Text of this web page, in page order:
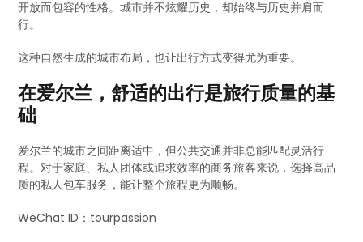
开放而包容的性格。城市并不炫耀历史，却始终与历史并肩而
行。
这种自然生成的城市布局，也让出行方式变得尤为重要。
在爱尔兰，舒适的出行是旅行质量的基
础
爱尔兰的城市之间距离适中，但公共交通并非总能匹配灵活行
程。对于家庭、私人团体或追求效率的商务旅客来说，选择高品
质的私人包车服务，能让整个旅程更为顺畅。
WeChat ID：tourpassion